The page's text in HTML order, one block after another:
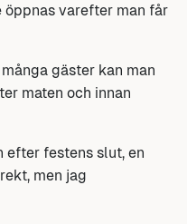
öppnas varefter man får
gäster kan man
maten och innan
efter festens slut, en
men jag